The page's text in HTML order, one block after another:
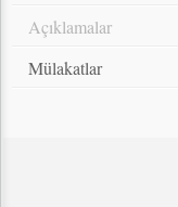
Açıklamalar
Mülakatlar